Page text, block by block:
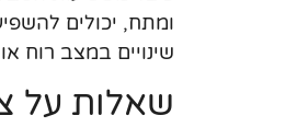
ומתח, יכולים
שינויים במצב רוח
שאלות על